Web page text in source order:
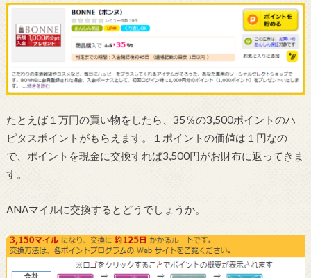
たとえば１万円の買い物をしたら、35％の3,500ポイントのハ
ピタスポイントがもらえます。１ポイントの価値は１円なの
で、ポイントを現金に交換すれば3,500円がお財布に返ってきま
す。
ANAマイルに交換するとどうでしょうか。